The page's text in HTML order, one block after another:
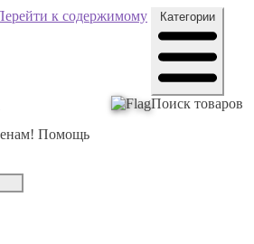
к содержимому
Помощь
Категории
Поиск товаров